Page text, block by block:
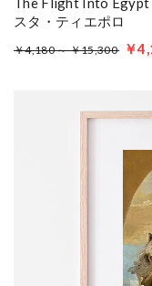
スタ・ティエポロ
￥4,180 ～ ￥15,300 ￥